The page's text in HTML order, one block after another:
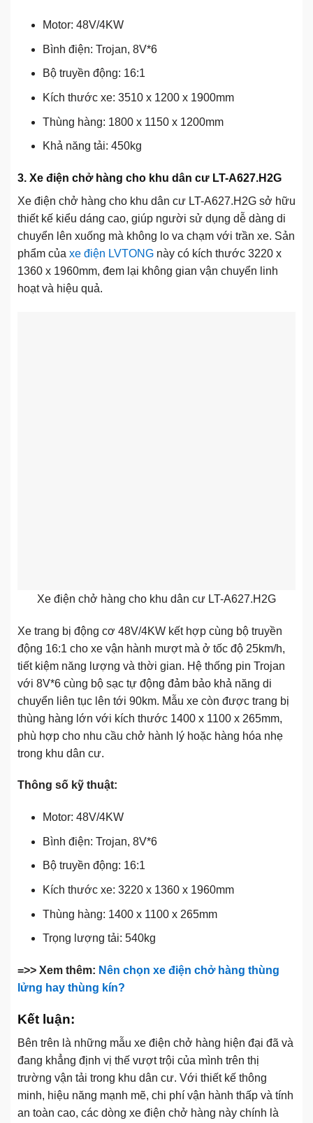
Motor: 48V/4KW
Bình điện: Trojan, 8V*6
Bộ truyền động: 16:1
Kích thước xe: 3510 x 1200 x 1900mm
Thùng hàng: 1800 x 1150 x 1200mm
Khả năng tải: 450kg
3. Xe điện chở hàng cho khu dân cư LT-A627.H2G
Xe điện chở hàng cho khu dân cư LT-A627.H2G sở hữu
thiết kế kiểu dáng cao, giúp người sử dụng dễ dàng di
chuyển lên xuống mà không lo va chạm với trần xe. Sản
phẩm của xe điện LVTONG này có kích thước 3220 x
1360 x 1960mm, đem lại không gian vận chuyển linh
hoạt và hiệu quả.
Xe điện chở hàng cho khu dân cư LT-A627.H2G
Xe trang bị động cơ 48V/4KW kết hợp cùng bộ truyền
động 16:1 cho xe vận hành mượt mà ở tốc độ 25km/h,
tiết kiệm năng lượng và thời gian. Hệ thống pin Trojan
với 8V*6 cùng bộ sạc tự động đảm bảo khả năng di
chuyển liên tục lên tới 90km. Mẫu xe còn được trang bị
thùng hàng lớn với kích thước 1400 x 1100 x 265mm,
phù hợp cho nhu cầu chở hành lý hoặc hàng hóa nhẹ
trong khu dân cư.
Thông số kỹ thuật:
Motor: 48V/4KW
Bình điện: Trojan, 8V*6
Bộ truyền động: 16:1
Kích thước xe: 3220 x 1360 x 1960mm
Thùng hàng: 1400 x 1100 x 265mm
Trọng lượng tải: 540kg
=>> Xem thêm: Nên chọn xe điện chở hàng thùng
lửng hay thùng kín?
Kết luận:
Bên trên là những mẫu xe điện chở hàng hiện đại đã và
đang khẳng định vị thế vượt trội của mình trên thị
trường vận tải trong khu dân cư. Với thiết kế thông
minh, hiệu năng mạnh mẽ, chi phí vận hành thấp và tính
an toàn cao, các dòng xe điện chở hàng này chính là